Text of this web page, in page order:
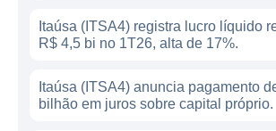
Itaúsa (ITSA4) registra lucro líquido
R$ 4,5 bi no 1T26, alta de 17%.
Itaúsa (ITSA4) anuncia pagamento
bilhão em juros sobre capital próprio.